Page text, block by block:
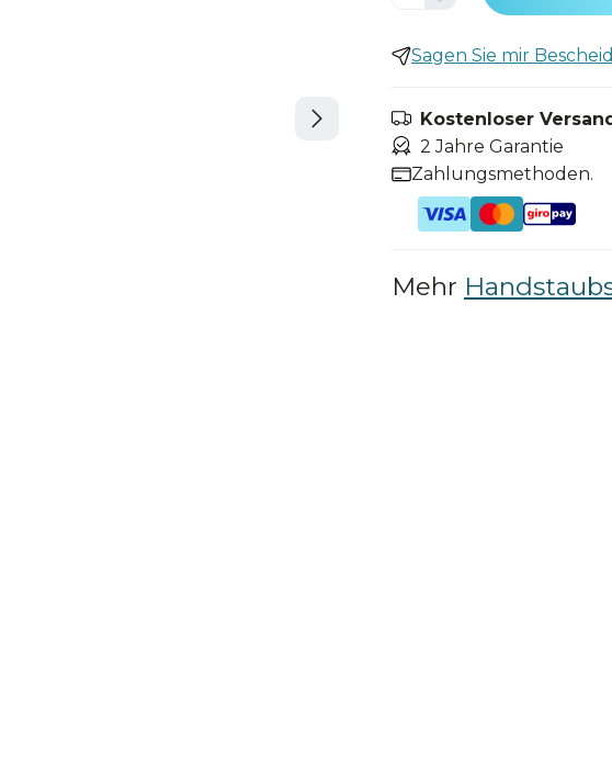
Sagen Sie mir
Kostenloser
2 Jahre Garantie
Zahlungsmethoden.
Mehr